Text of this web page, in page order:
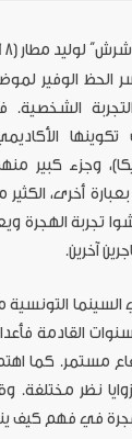
لوليد مطار (2018)
الحظ الوفير
الشخصية.
تكوينها
وجزء
أخرى، الكثير
تجربة الهجرة
آخرين.
التونسية
القادمة
مستمر. كما
نظر مختلفة.
في فهم كيف ينظر